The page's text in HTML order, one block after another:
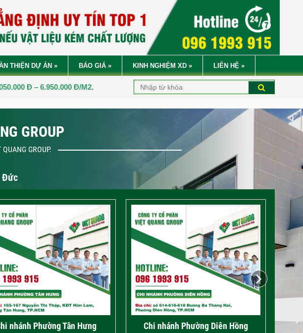
THIỆN DỰ ÁN » BÁO GIÁ » KINH NGHIỆM XD » LIÊN HỆ »
Đ/M2. CÔNG TY CỔ
GROUP
GROUP.
Đức
nhánh Phường Diên Hồng Chi Nhánh Xã Bình Mỹ